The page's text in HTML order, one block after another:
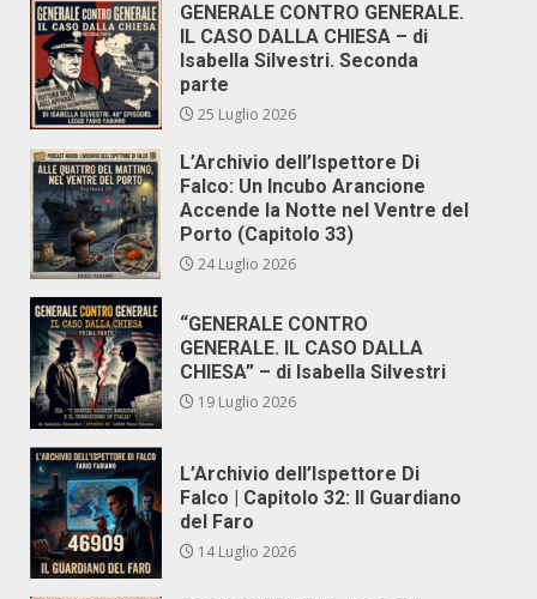
GENERALE CONTRO GENERALE.
IL CASO DALLA CHIESA – di
Isabella Silvestri. Seconda
parte
25 Luglio 2026
L’Archivio dell’Ispettore Di
Falco: Un Incubo Arancione
Accende la Notte nel Ventre del
Porto (Capitolo 33)
24 Luglio 2026
“GENERALE CONTRO
GENERALE. IL CASO DALLA
CHIESA” – di Isabella Silvestri
19 Luglio 2026
L’Archivio dell’Ispettore Di
Falco | Capitolo 32: Il Guardiano
del Faro
14 Luglio 2026